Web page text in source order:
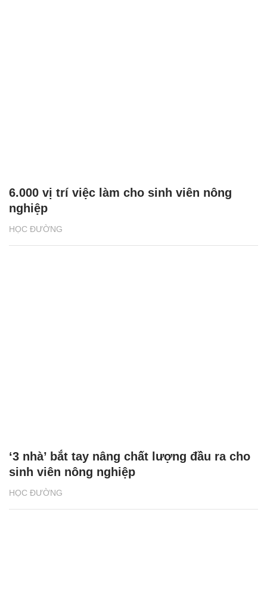
HỌC ĐƯỜNG
6.000 vị trí việc làm cho sinh viên nông
nghiệp
HỌC ĐƯỜNG
‘3 nhà’ bắt tay nâng chất lượng đầu ra cho
sinh viên nông nghiệp